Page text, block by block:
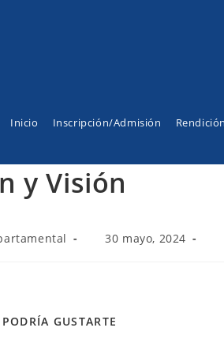
Inicio Inscripción/Admisión
y Visión
Publicación
30 mayo, 2024
GUSTARTE